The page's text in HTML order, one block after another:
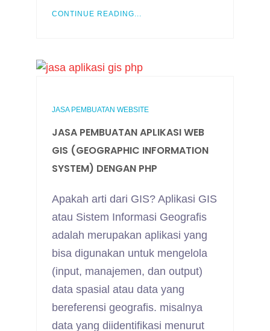
CONTINUE READING...
JASA PEMBUATAN WEBSITE
JASA PEMBUATAN APLIKASI WEB
GIS (GEOGRAPHIC INFORMATION
SYSTEM) DENGAN PHP
Apakah arti dari GIS? Aplikasi GIS
atau Sistem Informasi Geografis
adalah merupakan aplikasi yang
bisa digunakan untuk mengelola
(input, manajemen, dan output)
data spasial atau data yang
bereferensi geografis. misalnya
data yang diidentifikasi menurut